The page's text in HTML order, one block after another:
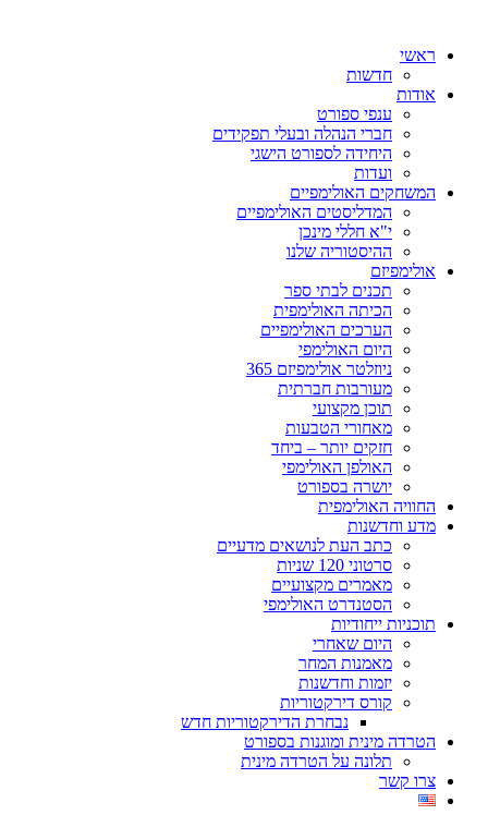
ראשי
חדשות
אודות
ענפי ספורט
חברי הנהלה ובעלי תפקידים
היחידה לספורט הישגי
ועדות
המשחקים האולימפיים
המדליסטים האולימפיים
י"א חללי מינכן
ההיסטוריה שלנו
אולימפיזם
תכנים לבתי ספר
הכיתה האולימפית
הערכים האולימפיים
היום האולימפי
ניוזלטר אולימפיזם 365
מעורבות חברתית
תוכן מקצועי
מאחורי הטבעות
חזקים יותר – ביחד
האולפן האולימפי
יושרה בספורט
החוויה האולימפית
מדע וחדשנות
כתב העת לנושאים מדעיים
סרטוני 120 שניות
מאמרים מקצועיים
הסטנדרט האולימפי
תוכניות ייחודיות
היום שאחרי
מאמנות המחר
יזמות וחדשנות
קורס דירקטוריות
נבחרת הדירקטוריות חדש
הטרדה מינית ומוגנות בספורט
תלונה על הטרדה מינית
צרו קשר